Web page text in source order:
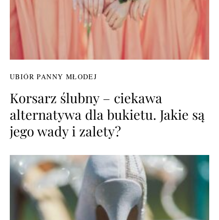
UBIÓR PANNY MŁODEJ
Korsarz ślubny – ciekawa
alternatywa dla bukietu. Jakie są
jego wady i zalety?